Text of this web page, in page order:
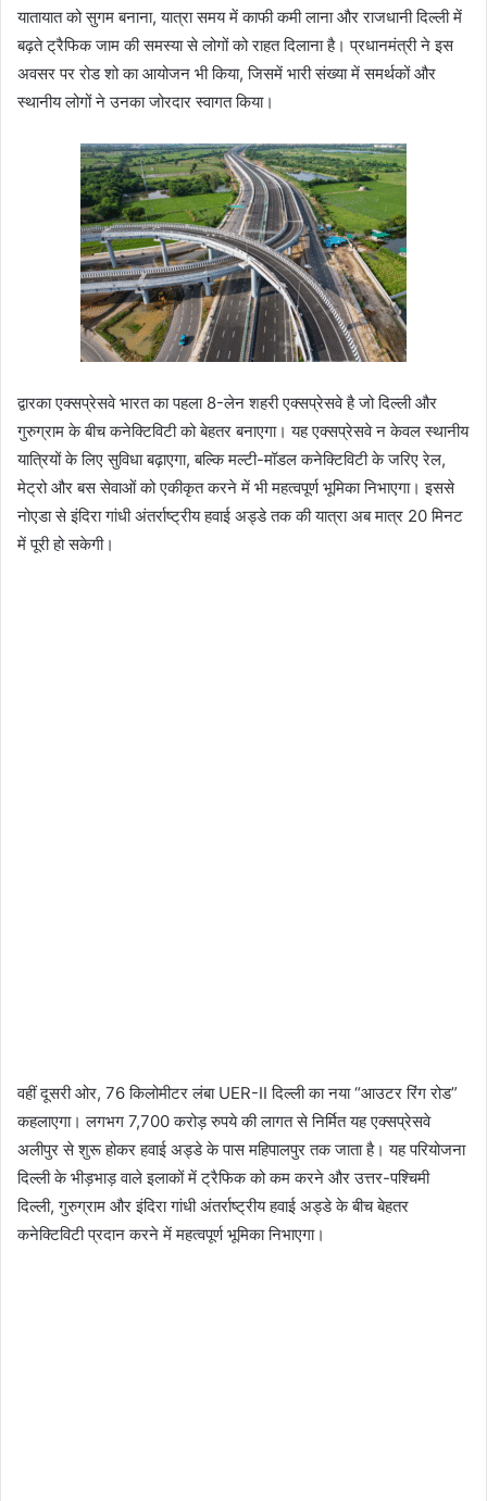
यातायात को सुगम बनाना, यात्रा समय में काफी कमी लाना और राजधानी दिल्ली में
बढ़ते ट्रैफिक जाम की समस्या से लोगों को राहत दिलाना है। प्रधानमंत्री ने इस
अवसर पर रोड शो का आयोजन भी किया, जिसमें भारी संख्या में समर्थकों और
स्थानीय लोगों ने उनका जोरदार स्वागत किया।
द्वारका एक्सप्रेसवे भारत का पहला 8-लेन शहरी एक्सप्रेसवे है जो दिल्ली और
गुरुग्राम के बीच कनेक्टिविटी को बेहतर बनाएगा। यह एक्सप्रेसवे न केवल स्थानीय
यात्रियों के लिए सुविधा बढ़ाएगा, बल्कि मल्टी-मॉडल कनेक्टिविटी के जरिए रेल,
मेट्रो और बस सेवाओं को एकीकृत करने में भी महत्वपूर्ण भूमिका निभाएगा। इससे
नोएडा से इंदिरा गांधी अंतर्राष्ट्रीय हवाई अड्डे तक की यात्रा अब मात्र 20 मिनट
में पूरी हो सकेगी।
वहीं दूसरी ओर, 76 किलोमीटर लंबा UER-II दिल्ली का नया “आउटर रिंग रोड”
कहलाएगा। लगभग 7,700 करोड़ रुपये की लागत से निर्मित यह एक्सप्रेसवे
अलीपुर से शुरू होकर हवाई अड्डे के पास महिपालपुर तक जाता है। यह परियोजना
दिल्ली के भीड़भाड़ वाले इलाकों में ट्रैफिक को कम करने और उत्तर-पश्चिमी
दिल्ली, गुरुग्राम और इंदिरा गांधी अंतर्राष्ट्रीय हवाई अड्डे के बीच बेहतर
कनेक्टिविटी प्रदान करने में महत्वपूर्ण भूमिका निभाएगा।